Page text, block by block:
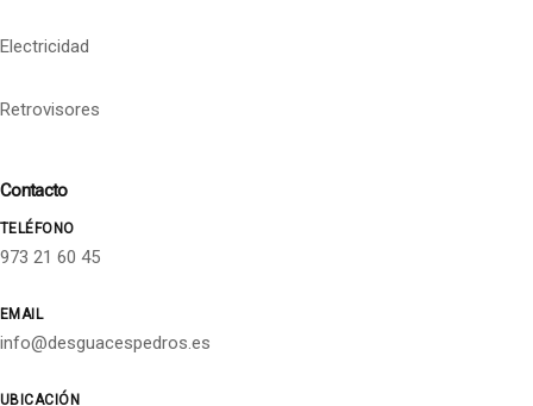
Electricidad
Retrovisores
Contacto
TELÉFONO
973 21 60 45
EMAIL
info@desguacespedros.es
UBICACIÓN